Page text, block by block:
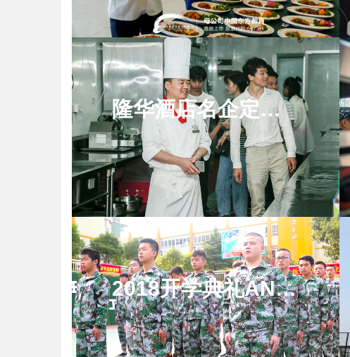
隆华酒店名企定向班研学游
2018开学典礼AND军训